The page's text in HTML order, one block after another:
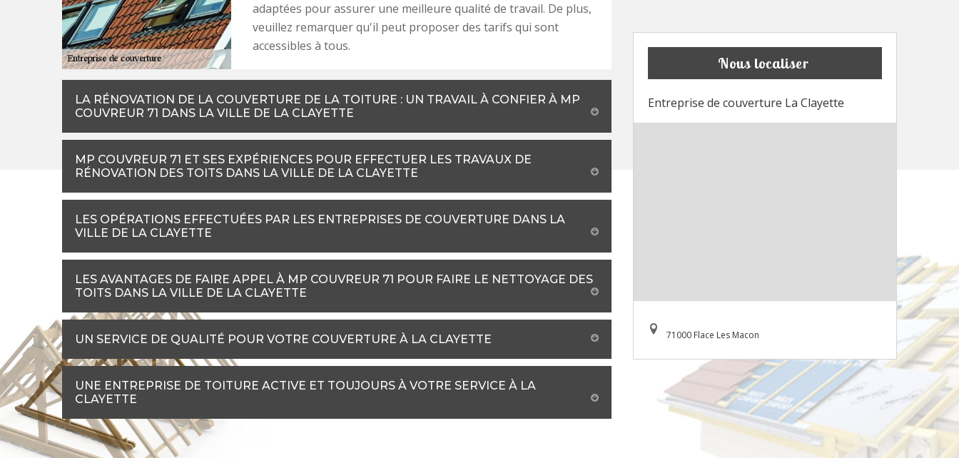
adaptées pour assurer une meilleure qualité de travail. De plus,
veuillez remarquer qu'il peut proposer des tarifs qui sont
accessibles à tous.
LA RÉNOVATION DE LA COUVERTURE DE LA TOITURE : UN TRAVAIL À CONFIER À MP
COUVREUR 71 DANS LA VILLE DE LA CLAYETTE
MP COUVREUR 71 ET SES EXPÉRIENCES POUR EFFECTUER LES TRAVAUX DE
RÉNOVATION DES TOITS DANS LA VILLE DE LA CLAYETTE
LES OPÉRATIONS EFFECTUÉES PAR LES ENTREPRISES DE COUVERTURE DANS LA
VILLE DE LA CLAYETTE
LES AVANTAGES DE FAIRE APPEL À MP COUVREUR 71 POUR FAIRE LE NETTOYAGE DES
TOITS DANS LA VILLE DE LA CLAYETTE
UN SERVICE DE QUALITÉ POUR VOTRE COUVERTURE À LA CLAYETTE
UNE ENTREPRISE DE TOITURE ACTIVE ET TOUJOURS À VOTRE SERVICE À LA
CLAYETTE
Nous localiser
Entreprise de couverture La Clayette
71000 Flace Les Macon